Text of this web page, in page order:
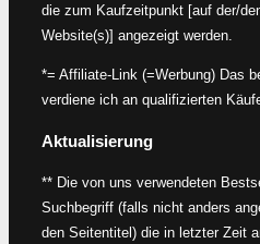
die zum Kaufzeitpunkt [auf der/
Website(s)] angezeigt werden.
*= Affiliate-Link (=Werbung) Das
verdiene ich an qualifizierten
Aktualisierung
** Die von uns verwendeten
Suchbegriff (falls nicht anders
den Seitentitel) die in letzter Zeit